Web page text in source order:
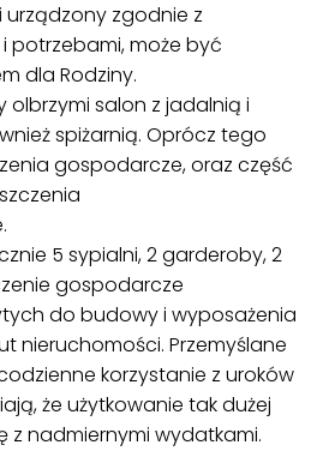
zgodnie z
potrzebami, może być
dla Rodziny.
olbrzymi salon z jadalnią i
spiżarnią. Oprócz tego
gospodarcze, oraz część
5 sypialni, 2 garderoby, 2
gospodarcze
do budowy i wyposażenia
nieruchomości. Przemyślane
korzystanie z uroków
że użytkowanie tak dużej
z nadmiernymi wydatkami.